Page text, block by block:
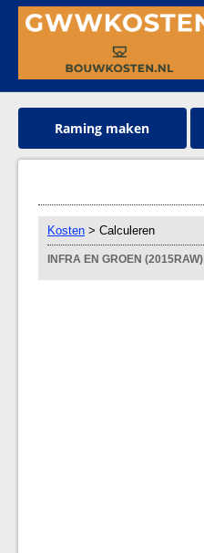
Raming maken
Kosten > Calculeren
INFRA EN GROEN (2015RAW)